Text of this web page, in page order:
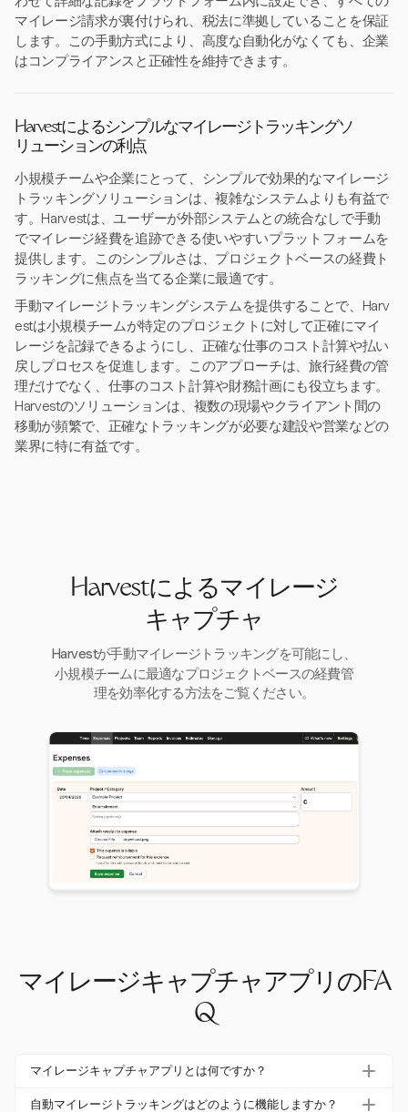
マイレージ請求が裏付けられ、税法に準拠していることを保証
します。この手動方式により、高度な自動化がなくても、企業
はコンプライアンスと正確性を維持できます。
Harvestによるシンプルなマイレージトラッキングソ
リューションの利点
小規模チームや企業にとって、シンプルで効果的なマイレージ
トラッキングソリューションは、複雑なシステムよりも有益で
す。Harvestは、ユーザーが外部システムとの統合なしで手動
でマイレージ経費を追跡できる使いやすいプラットフォームを
提供します。このシンプルさは、プロジェクトベースの経費ト
ラッキングに焦点を当てる企業に最適です。
手動マイレージトラッキングシステムを提供することで、Harv
estは小規模チームが特定のプロジェクトに対して正確にマイ
レージを記録できるようにし、正確な仕事のコスト計算や払い
戻しプロセスを促進します。このアプローチは、旅行経費の管
理だけでなく、仕事のコスト計算や財務計画にも役立ちます。
Harvestのソリューションは、複数の現場やクライアント間の
移動が頻繁で、正確なトラッキングが必要な建設や営業などの
業界に特に有益です。
Harvestによるマイレージ
キャプチャ
Harvestが手動マイレージトラッキングを可能にし、
小規模チームに最適なプロジェクトベースの経費管
理を効率化する方法をご覧ください。
マイレージキャプチャアプリのFA
Q
マイレージキャプチャアプリとは何ですか？
マイレージキャプチャアプリは、経費報告のためにビジネ
自動マイレージトラッキングはどのように機能しますか？